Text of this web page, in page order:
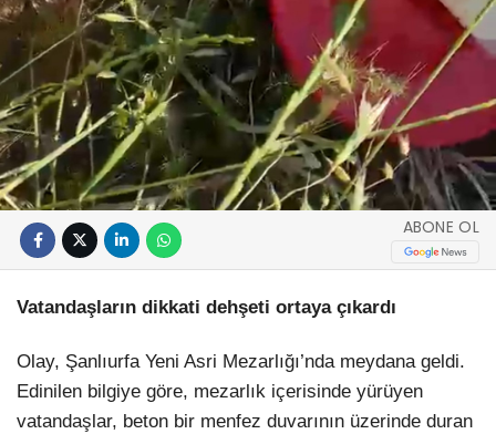
ABONE OL
Vatandaşların dikkati dehşeti ortaya çıkardı
Olay, Şanlıurfa Yeni Asri Mezarlığı’nda meydana geldi.
Edinilen bilgiye göre, mezarlık içerisinde yürüyen
vatandaşlar, beton bir menfez duvarının üzerinde duran